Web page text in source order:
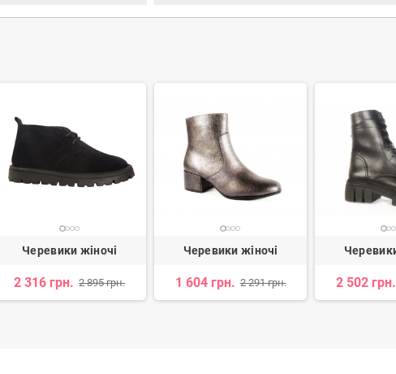
Черевики жіночі
2 316 грн. 2 895 грн.
Черевики жіночі
1 604 грн. 2 291 грн. 2 502 грн.